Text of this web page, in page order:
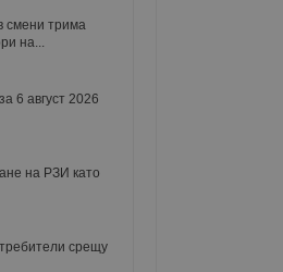
смени трима
на...
6 август 2026
на РЗИ като
срещу